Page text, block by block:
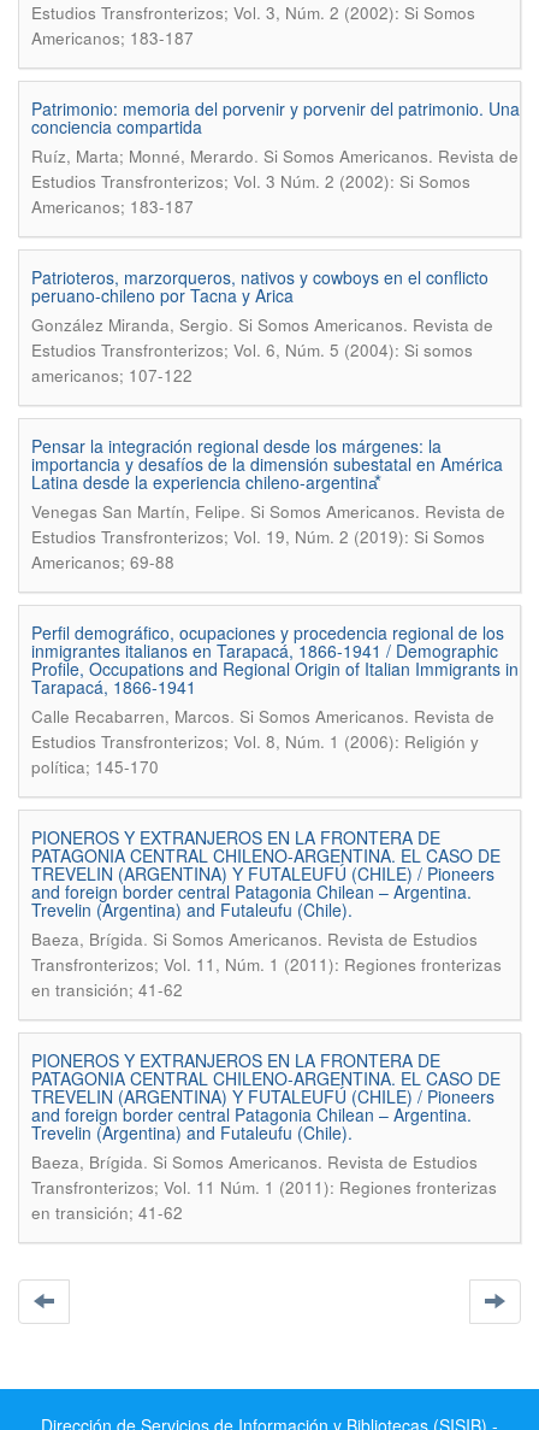
Estudios Transfronterizos; Vol. 3, Núm. 2 (2002): Si Somos
Americanos; 183-187
Patrimonio: memoria del porvenir y porvenir del patrimonio. Una
conciencia compartida
Ruíz, Marta; Monné, Merardo. Si Somos Americanos. Revista de
Estudios Transfronterizos; Vol. 3 Núm. 2 (2002): Si Somos
Americanos; 183-187
Patrioteros, marzorqueros, nativos y cowboys en el conflicto
peruano-chileno por Tacna y Arica
González Miranda, Sergio. Si Somos Americanos. Revista de
Estudios Transfronterizos; Vol. 6, Núm. 5 (2004): Si somos
americanos; 107-122
Pensar la integración regional desde los márgenes: la
importancia y desafíos de la dimensión subestatal en América
Latina desde la experiencia chileno-argentina⃰
Venegas San Martín, Felipe. Si Somos Americanos. Revista de
Estudios Transfronterizos; Vol. 19, Núm. 2 (2019): Si Somos
Americanos; 69-88
Perfil demográfico, ocupaciones y procedencia regional de los
inmigrantes italianos en Tarapacá, 1866-1941 / Demographic
Profile, Occupations and Regional Origin of Italian Immigrants in
Tarapacá, 1866-1941
Calle Recabarren, Marcos. Si Somos Americanos. Revista de
Estudios Transfronterizos; Vol. 8, Núm. 1 (2006): Religión y
política; 145-170
PIONEROS Y EXTRANJEROS EN LA FRONTERA DE
PATAGONIA CENTRAL CHILENO-ARGENTINA. EL CASO DE
TREVELIN (ARGENTINA) Y FUTALEUFÚ (CHILE) / Pioneers
and foreign border central Patagonia Chilean – Argentina.
Trevelin (Argentina) and Futaleufu (Chile).
Baeza, Brígida. Si Somos Americanos. Revista de Estudios
Transfronterizos; Vol. 11, Núm. 1 (2011): Regiones fronterizas
en transición; 41-62
PIONEROS Y EXTRANJEROS EN LA FRONTERA DE
PATAGONIA CENTRAL CHILENO-ARGENTINA. EL CASO DE
TREVELIN (ARGENTINA) Y FUTALEUFÚ (CHILE) / Pioneers
and foreign border central Patagonia Chilean – Argentina.
Trevelin (Argentina) and Futaleufu (Chile).
Baeza, Brígida. Si Somos Americanos. Revista de Estudios
Transfronterizos; Vol. 11 Núm. 1 (2011): Regiones fronterizas
en transición; 41-62
Dirección de Servicios de Información y Bibliotecas (SISIB) -